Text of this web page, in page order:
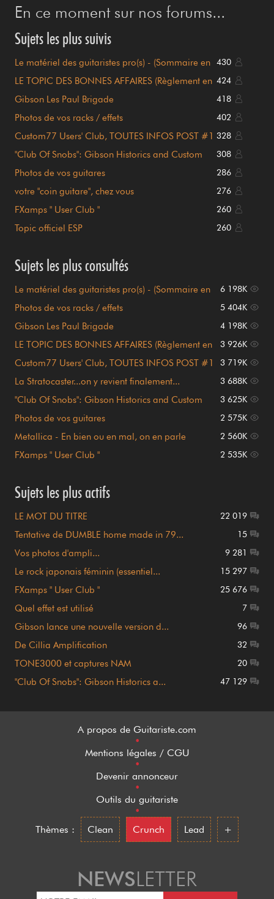
En ce moment sur nos forums...
Sujets les plus suivis
Le matériel des guitaristes pro(s) - (Sommaire en
430
LE TOPIC DES BONNES AFFAIRES (Règlement en 424
Gibson Les Paul Brigade 418
Photos de vos racks / effets 402
Custom77 Users' Club, TOUTES INFOS POST #1 328
"Club Of Snobs": Gibson Historics and Custom
308
Photos de vos guitares 286
votre "coin guitare", chez vous 276
FXamps " User Club " 260
Topic officiel ESP 260
Sujets les plus consultés
Le matériel des guitaristes pro(s) - (Sommaire en
6 198K
Photos de vos racks / effets 5 404K
Gibson Les Paul Brigade 4 198K
LE TOPIC DES BONNES AFFAIRES (Règlement en
3 926K
Custom77 Users' Club, TOUTES INFOS POST #1
3 719K
La Stratocaster...on y revient finalement... 3 688K
"Club Of Snobs": Gibson Historics and Custom
3 625K
Photos de vos guitares 2 575K
Metallica - En bien ou en mal, on en parle 2 560K
FXamps " User Club " 2 535K
Sujets les plus actifs
LE MOT DU TITRE 22 019
Tentative de DUMBLE home made in 79... 15
Vos photos d'ampli... 9 281
Le rock japonais féminin (essentiel... 15 297
FXamps " User Club " 25 676
Quel effet est utilisé 7
Gibson lance une nouvelle version d... 96
De Cillia Amplification 32
TONE3000 et captures NAM 20
"Club Of Snobs": Gibson Historics a... 47 129
A propos de Guitariste.com
•
Mentions légales / CGU
•
Devenir annonceur
•
Outils du guitariste
•
Thèmes :
Clean Crunch Lead +
NEWSLETTER